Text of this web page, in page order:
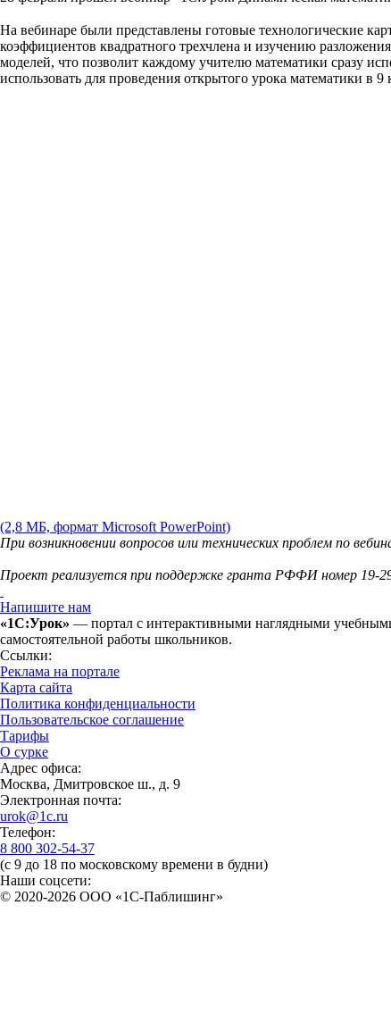
На вебинаре были представлены готовые технологические
коэффициентов квадратного трехчлена и изучению
моделей, что позволит каждому учителю математики сразу
использовать для проведения открытого урока математики в 9
(2,8 МБ, формат Microsoft PowerPoint)
При возникновении вопросов или технических проблем по
Проект реализуется при поддержке гранта РФФИ номер 19-
Напишите нам
«1С:Урок» — портал с интерактивными наглядными
самостоятельной работы школьников.
Ссылки:
Реклама на портале
Карта сайта
Политика конфиденциальности
Пользовательское соглашение
Тарифы
О сурке
Адрес офиса:
Москва, Дмитровское ш., д. 9
Электронная почта:
urok@1c.ru
Телефон:
8 800 302-54-37
(с 9 до 18 по московскому времени в будни)
Наши соцсети:
© 2020-2026 OOO «1С-Паблишинг»